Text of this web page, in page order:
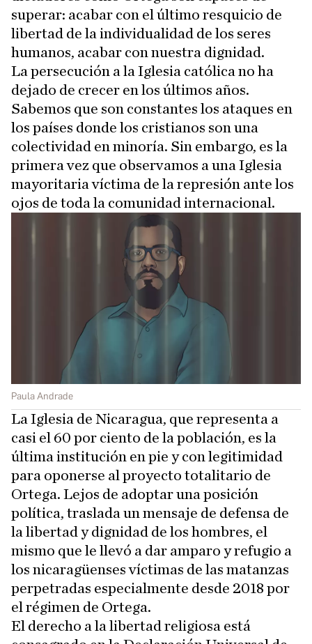
superar: acabar con el último resquicio de
libertad de la individualidad de los seres
humanos, acabar con nuestra dignidad.
La persecución a la Iglesia católica no ha
dejado de crecer en los últimos años.
Sabemos que son constantes los ataques en
los países donde los cristianos son una
colectividad en minoría. Sin embargo, es la
primera vez que observamos a una Iglesia
mayoritaria víctima de la represión ante los
ojos de toda la comunidad internacional.
Paula Andrade
La Iglesia de Nicaragua, que representa a
casi el 60 por ciento de la población, es la
última institución en pie y con legitimidad
para oponerse al proyecto totalitario de
Ortega. Lejos de adoptar una posición
política, traslada un mensaje de defensa de
la libertad y dignidad de los hombres, el
mismo que le llevó a dar amparo y refugio a
los nicaragüenses víctimas de las matanzas
perpetradas especialmente desde 2018 por
el régimen de Ortega.
El derecho a la libertad religiosa está